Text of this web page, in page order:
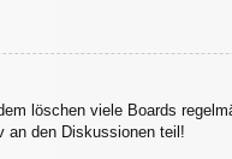
löschen viele Boards
an den Diskussionen teil!